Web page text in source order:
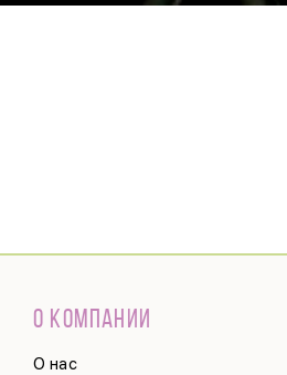
О КОМПАНИИ
О нас